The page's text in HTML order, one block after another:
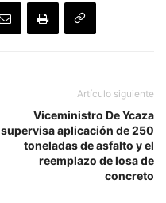
Artículo siguiente
Viceministro De Ycaza
supervisa aplicación de 250
toneladas de asfalto y el
reemplazo de losa de
concreto